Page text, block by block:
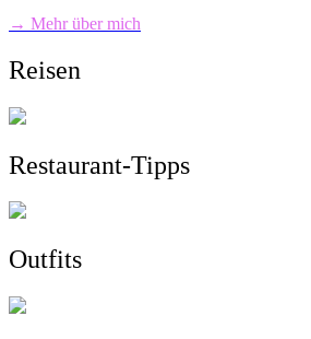
→ Mehr über mich
Reisen
Restaurant-Tipps
Outfits